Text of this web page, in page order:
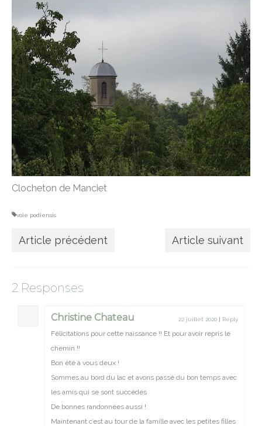
Clocheton de Manciet
voie podiensis
Article précédent Article suivant
2 Responses
Christine Chateau 22 juillet 2020 | Reply
Félicitations pour cette naissance !! Et pour avoir repris le
chemin !!
Bon été à vous deux !
Sommes au bord du lac et avons passé du bon temps avec
les amis qui se sont succédés
De bonnes randonnées aussi !
Maintenant c’est au tour de la famille avec les petites filles